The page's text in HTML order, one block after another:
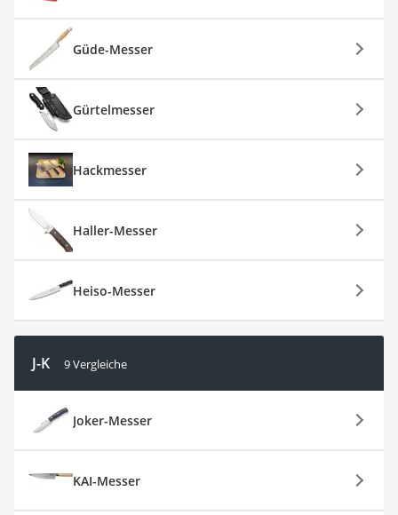
Güde-Messer
Gürtelmesser
Hackmesser
Haller-Messer
Heiso-Messer
J-K 9 Vergleiche
Joker-Messer
KAI-Messer